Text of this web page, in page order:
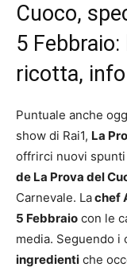
Cuoco,
5
ricotta,
Puntuale anche
show di Rai1, La
offrirci nuovi
de La Prova del
Carnevale. Lachef
5 Febbraio con le
media. Seguendo i
ingredienti che